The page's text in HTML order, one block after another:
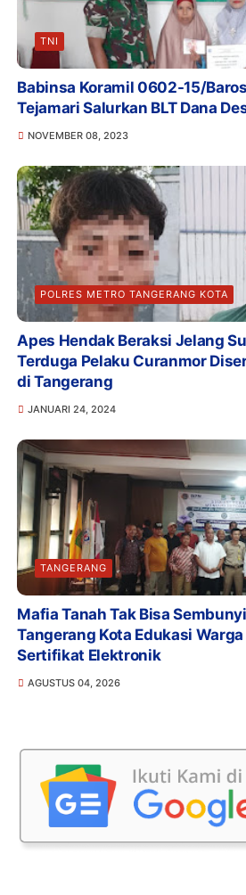
TNI
Babinsa Koramil 0602-15/
Tejamari Salurkan BLT Dana
NOVEMBER 08, 2023
POLRES METRO TANGERANG KOTA
Apes Hendak Beraksi Jelang
Terduga Pelaku Curanmor
di Tangerang
JANUARI 24, 2024
TANGERANG
Mafia Tanah Tak Bisa
Tangerang Kota Edukasi
Sertifikat Elektronik
AGUSTUS 04, 2026